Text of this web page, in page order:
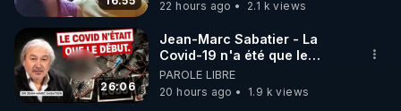
code : REGENERE10
▶ 30 jours gratuit sur l’application de méditation et
de bien-être ENVOL :
Rendez-vous sur https://www.envol.app/code
22 hours ago 2.1 k views
26:06
Jean-Marc Sabatier - La
Covid-19 n'a été que le
début - L'ARNm & l'ARNm-aa
jusqu où auront-t-il ?
PAROLE LIBRE
20 hours ago
1.9 k views